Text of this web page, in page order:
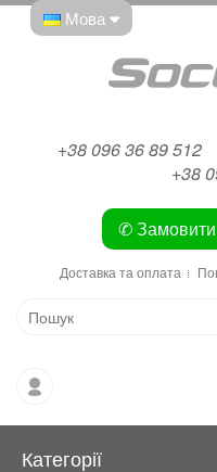
Мова
+38 096 36 89 512
+38
✆ Замовити
Доставка та оплата
Категорії